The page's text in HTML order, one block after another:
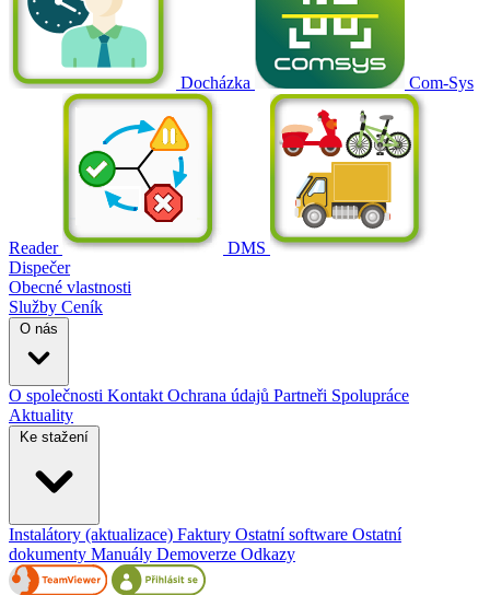
Docházka Com-Sys
Reader
DMS
Dispečer
Obecné vlastnosti
Služby Ceník
O nás
O společnosti Kontakt Ochrana údajů Partneři Spolupráce
Aktuality
Ke stažení
Instalátory (aktualizace) Faktury Ostatní software Ostatní
dokumenty Manuály Demoverze Odkazy